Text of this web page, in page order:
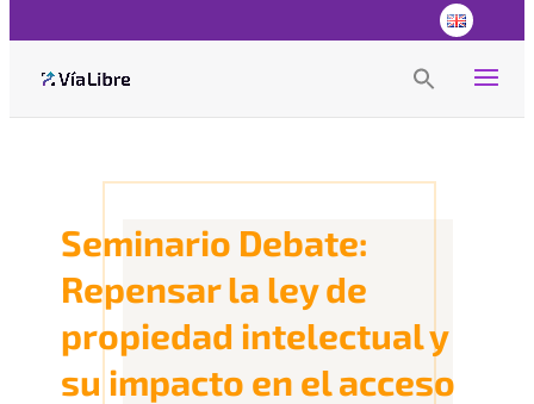
Search Button
Seminario Debate:
Repensar la ley de
propiedad intelectual y
su impacto en el acceso